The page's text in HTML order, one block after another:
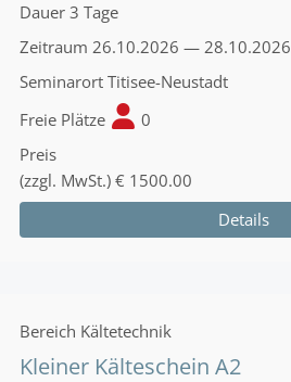
Dauer 3 Tage
Zeitraum 26.10.2026 — 28.10.2026
Seminarort Titisee-Neustadt
Freie Plätze
0
Preis
(zzgl. MwSt.) € 1500.00
Details
Bereich Kältetechnik
Kleiner Kälteschein A2